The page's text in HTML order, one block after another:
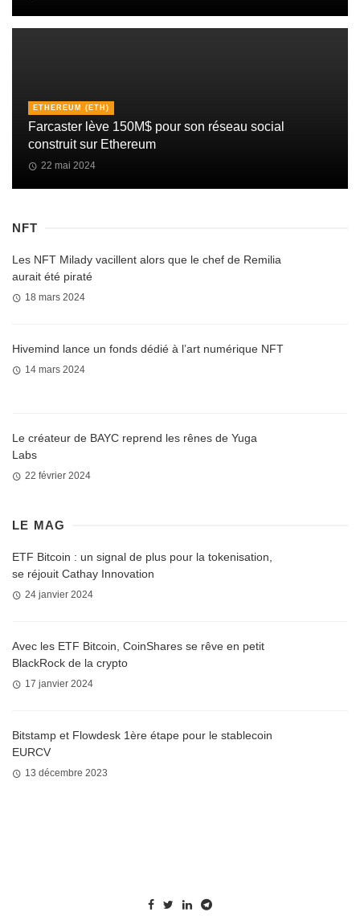
ETHEREUM (ETH)
Farcaster lève 150M$ pour son réseau social
construit sur Ethereum
22 mai 2024
NFT
Les NFT Milady vacillent alors que le chef de Remilia
aurait été piraté
18 mars 2024
Hivemind lance un fonds dédié à l’art numérique NFT
14 mars 2024
Le créateur de BAYC reprend les rênes de Yuga
Labs
22 février 2024
LE MAG
ETF Bitcoin : un signal de plus pour la tokenisation,
se réjouit Cathay Innovation
24 janvier 2024
Avec les ETF Bitcoin, CoinShares se rêve en petit
BlackRock de la crypto
17 janvier 2024
Bitstamp et Flowdesk 1ère étape pour le stablecoin
EURCV
13 décembre 2023